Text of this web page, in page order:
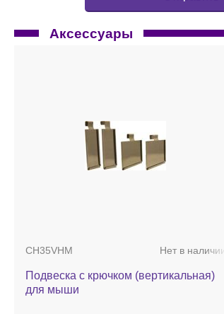
Аксессуары
CH35VHM Нет в наличии
Подвеска с крючком (вертикальная)
для мыши